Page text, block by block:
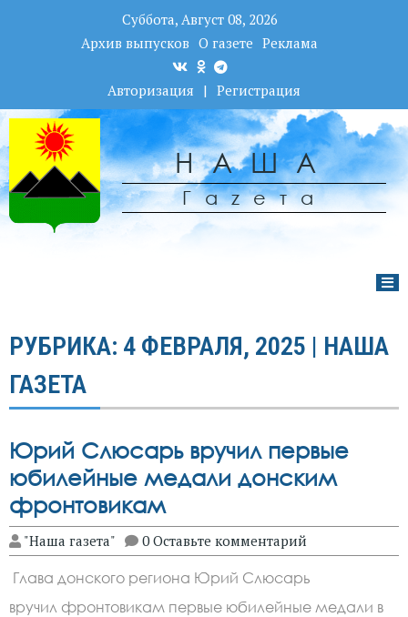
Суббота, Август 08, 2026
Архив выпусков О газете Реклама
Авторизация | Регистрация
НАША
Гаzета
РУБРИКА: 4 ФЕВРАЛЯ, 2025 | НАША
ГАЗЕТА
Юрий Слюсарь вручил первые
юбилейные медали донским
фронтовикам
"Наша газета" 0 Оставьте комментарий
Глава донского региона Юрий Слюсарь
вручил фронтовикам первые юбилейные медали в